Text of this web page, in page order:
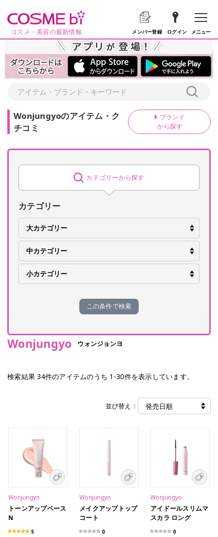
コスメ・美容の最新情報 メンバー登録 ログイン メニュー
Wonjungyoのアイテム・ク
チコミ
ブランド
から探す
カテゴリーから探す
カテゴリー
この条件で検索
Wonjungyo ウォンジョンヨ
検索結果34件のアイテムのうち 1 -30件を表示しています。
並び替え：
Wonjungyo
トーンアップベース
N
5
Wonjungyo
メイクアップトップ
コート
0
Wonjungyo
アイドールスリムマ
スカラ ロング
0